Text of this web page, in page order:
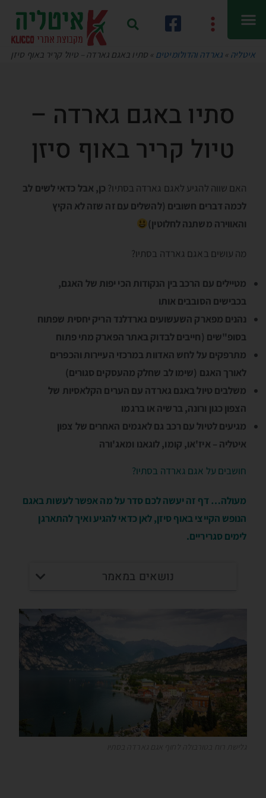
איטליה »גארדה והדולומיטים »סתיו באגם גארדה – טיול קריר באוף סיזן
סתיו באגם גארדה –
טיול קריר באוף סיזן
האם שווה להגיע לאגם גארדה בסתיו? כן, אבל כדאי לשים לב
לכמה דברים חשובים (להשלים עם זה שזה לא הקיץ
והאווירה משתנה לחלוטין)
מה עושים באגם גארדה בסתיו?
מטיילים עם הרכב בין הנקודות הכי יפות של האגם,
בכבישים הסובבים אותו
נהנים מפארק השעשועים גארדלנד הריק יחסית שפתוח
בסופ"שים (חייבים לבדוק באתר הפארק מתי פתוח
מתרפקים על לחש האדוות במרכזי העיירות והכפרים
לאורך האגם (שימו לב שחלק מהעסקים סגורים)
משלבים טיול באגם גארדה עם הערים הקלאסיות של
הצפון כגון ורונה, ברשיה או ברגמו
מגיעים לטיול עם רכב גם לאגמים האחרים של צפון
איטליה – איז'או, קומו, לוגאנו ומאג'ורה
חושבים על אגם גארדה בסתיו?
מעולה… דף זה יעשה לכם סדר על מה אפשר לעשות באגם
הנופש הקייצי באוף סיזן, לאן כדאי להגיע ואיך להתארגן
לימים סגריריים.
נושאים במאמר